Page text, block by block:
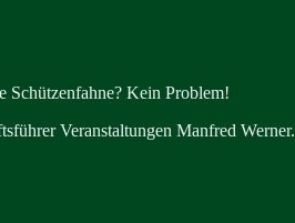
Schützenfahne? Kein Problem!
Veranstaltungen Manfred Werner.